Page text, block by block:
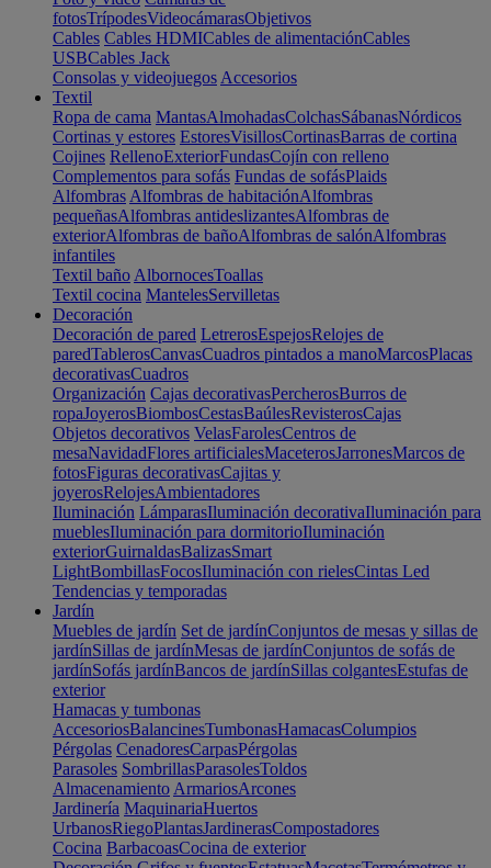
fotosTrípodesVideocámarasObjetivos
Cables Cables HDMICables de alimentaciónCables
USBCables Jack
Consolas y videojuegos Accesorios
Textil
Ropa de cama MantasAlmohadasColchasSábanasNórdicos
Cortinas y estores EstoresVisillosCortinasBarras de cortina
Cojines RellenoExteriorFundasCojín con relleno
Complementos para sofás Fundas de sofásPlaids
Alfombras Alfombras de habitaciónAlfombras
pequeñasAlfombras antideslizantesAlfombras de
exteriorAlfombras de bañoAlfombras de salónAlfombras
infantiles
Textil baño AlbornocesToallas
Textil cocina MantelesServilletas
Decoración
Decoración de pared LetrerosEspejosRelojes de
paredTablerosCanvasCuadros pintados a manoMarcosPlacas
decorativasCuadros
Organización Cajas decorativasPercherosBurros de
ropaJoyerosBiombosCestasBaúlesRevisterosCajas
Objetos decorativos VelasFarolesCentros de
mesaNavidadFlores artificialesMaceterosJarronesMarcos de
fotosFiguras decorativasCajitas y
joyerosRelojesAmbientadores
Iluminación LámparasIluminación decorativaIluminación para
mueblesIluminación para dormitorioIluminación
exteriorGuirnaldasBalizasSmart
LightBombillasFocosIluminación con rielesCintas Led
Tendencias y temporadas
Jardín
Muebles de jardín Set de jardínConjuntos de mesas y sillas de
jardínSillas de jardínMesas de jardínConjuntos de sofás de
jardínSofás jardínBancos de jardínSillas colgantesEstufas de
exterior
Hamacas y tumbonas
AccesoriosBalancinesTumbonasHamacasColumpios
Pérgolas CenadoresCarpasPérgolas
Parasoles SombrillasParasolesToldos
Almacenamiento ArmariosArcones
Jardinería MaquinariaHuertos
UrbanosRiegoPlantasJardinerasCompostadores
Cocina BarbacoasCocina de exterior